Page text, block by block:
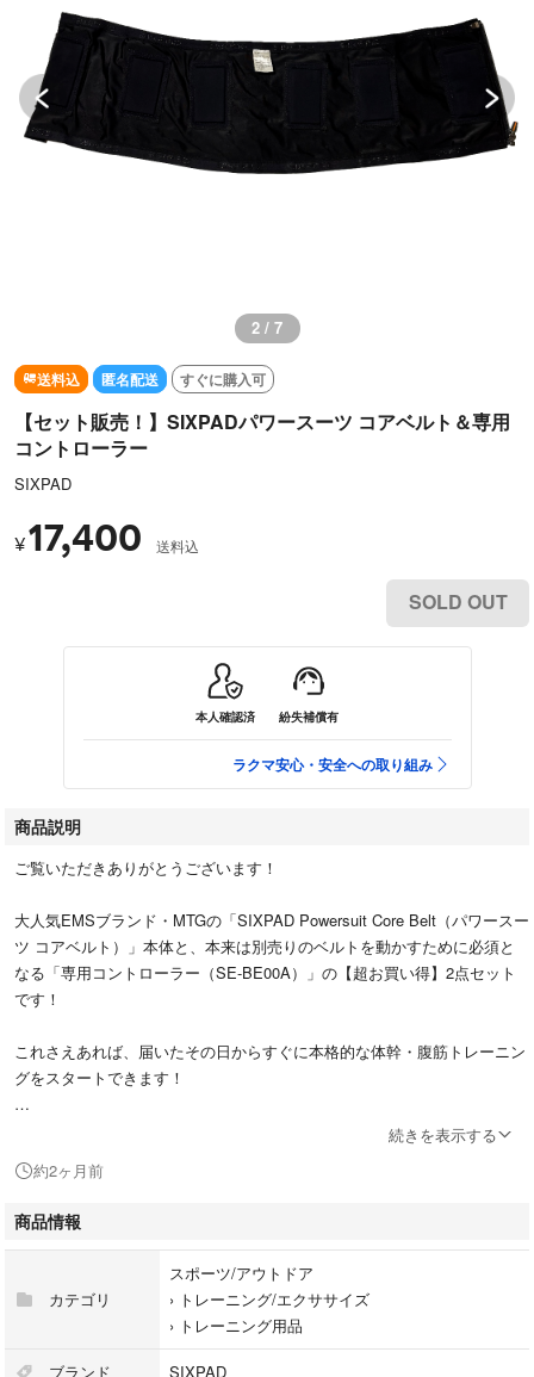
3 / 7
送料込 匿名配送 すぐに購入可
【セット販売！】SIXPADパワースーツ コアベルト＆専用
コントローラー
SIXPAD
¥17,400 送料込
SOLD OUT
本人確認済 紛失補償有
ラクマ安心・安全への取り組み
商品説明
ご覧いただきありがとうございます！
大人気EMSブランド・MTGの「SIXPAD Powersuit Core Belt（パワースー
ツ コアベルト）」本体と、本来は別売りのベルトを動かすために必須と
なる「専用コントローラー（SE-BE00A）」の【超お買い得】2点セット
です！
これさえあれば、届いたその日からすぐに本格的な体幹・腹筋トレーニン
グをスタートできます！
従来のシックスパッドとは違い、ジェルシートの交換が一切不要な革新的
円なのが最大の魅力です。
お腹周り（腹筋・脇腹）だけでなく、背中（下部）まで同時にアプロー
ることで、効率よく引き締まった理想のボディラインを目指せます。
パワースーツ コアベルト（本体）
続きを表示する
約2ヶ月前
商品情報
カテゴリ
スポーツ/アウトドア
› トレーニング/エクササイズ
› トレーニング用品
ブランド SIXPAD